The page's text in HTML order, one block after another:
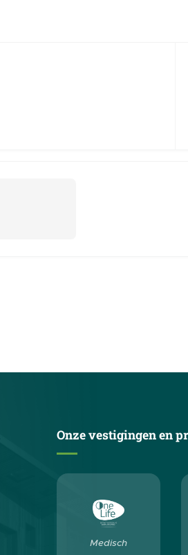
Onze vestigingen en
Medisch